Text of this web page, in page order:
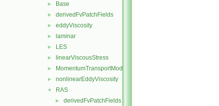
► Base
► derivedFvPatchFields
► eddyViscosity
► laminar
► LES
► linearViscousStress
► MomentumTransportModel
► nonlinearEddyViscosity
▼ RAS
► derivedFvPatchFields